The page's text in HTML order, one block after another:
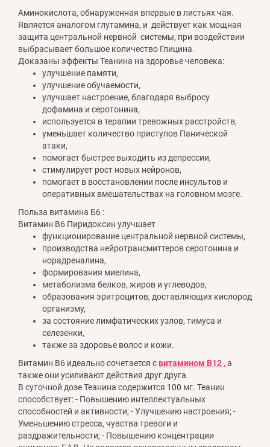
Аминокислота, обнаруженная впервые в листьях чая.
Является аналогом глутамина, и действует как мощная
защита центральной нервной системы, при воздействии
выбрасывает большое количество Глицина.
Доказаны эффекты Теанина на здоровье человека:
улучшение памяти,
улучшение обучаемости,
улучшает настроение, благодаря выбросу
дофамина и серотонина,
используется в терапии тревожных расстройств,
уменьшает количество приступов Панической
атаки,
помогает быстрее выходить из депрессии,
стимулирует рост новых нейронов,
помогает в восстановлении после инсультов и
оперативных вмешательствах на головном мозге.
Польза витамина Б6 :
Витамин В6 Пиридоксин улучшает
функционирование центральной нервной системы,
производства нейротрансмиттеров серотонина и
норадреналина,
формирования миелина,
метаболизма белков, жиров и углеводов,
образования эритроцитов, доставляющих кислород
организму,
за состояние лимфатических узлов, тимуса и
селезенки,
также за здоровье волос и кожи.
Витамин В6 идеально сочетается с витамином В12 ,а
также они усиливают действия друг друга.
В суточной дозе Теанина содержится 100 мг. Теанин
способствует: - Повышению интеллектуальных
способностей и активности; - Улучшению настроения; -
Уменьшению стресса, чувства тревоги и
раздражительности; - Повышению концентрации